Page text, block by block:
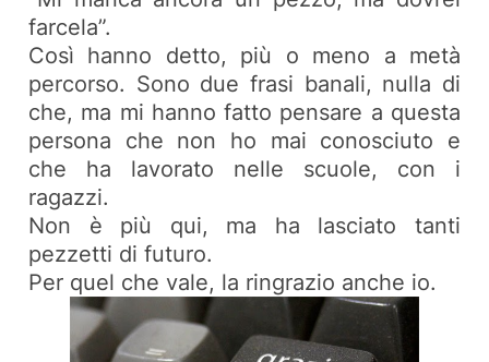
farcela”.
Così hanno detto, più o meno a metà
percorso. Sono due frasi banali, nulla di
che, ma mi hanno fatto pensare a questa
persona che non ho mai conosciuto e
che ha lavorato nelle scuole, con i
ragazzi.
Non è più qui, ma ha lasciato tanti
pezzetti di futuro.
Per quel che vale, la ringrazio anche io.